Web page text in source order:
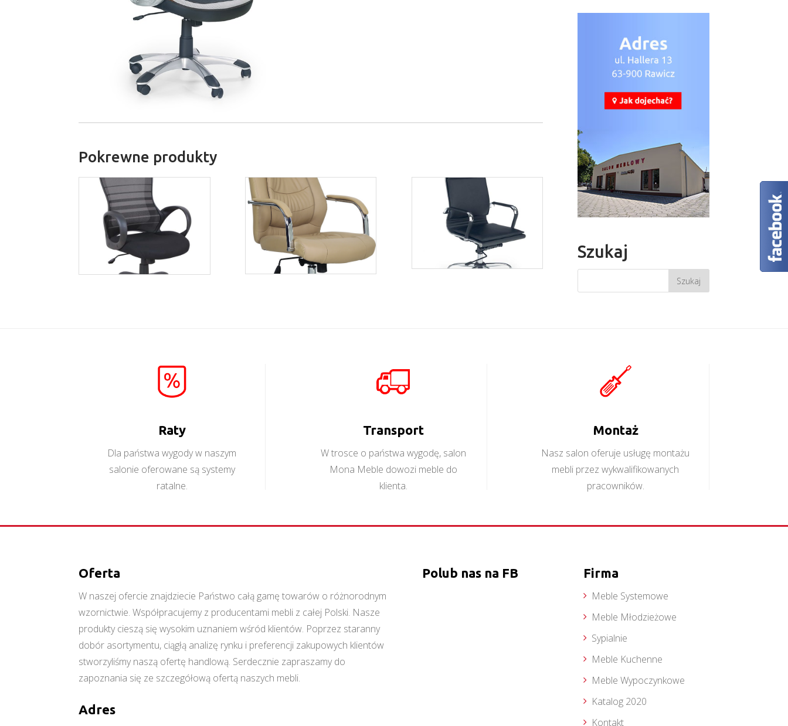
Pokrewne produkty
Szukaj
Raty
Dla państwa wygody w naszym
salonie oferowane są systemy
ratalne.
Transport
W trosce o państwa wygodę, salon
Mona Meble dowozi meble do
klienta.
Montaż
Nasz salon oferuje usługę montażu
mebli przez wykwalifikowanych
pracowników.
Oferta
W naszej ofercie znajdziecie Państwo całą gamę towarów o różnorodnym
wzornictwie. Współpracujemy z producentami mebli z całej Polski. Nasze
produkty cieszą się wysokim uznaniem wśród klientów. Poprzez staranny
dobór asortymentu, ciągłą analizę rynku i preferencji zakupowych klientów
stworzyliśmy naszą ofertę handlową. Serdecznie zapraszamy do
zapoznania się ze szczegółową ofertą naszych mebli.
Adres
Polub nas na FB Firma
Meble Systemowe
Meble Młodzieżowe
Sypialnie
Meble Kuchenne
Meble Wypoczynkowe
Katalog 2020
Kontakt